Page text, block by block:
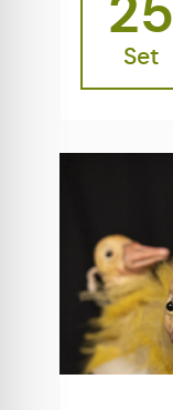
Set